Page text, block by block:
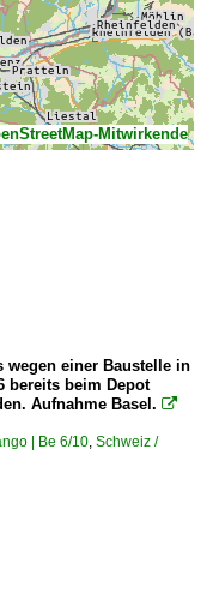
Mitwirkende
wegen einer Baustelle in
bereits beim Depot
Aufnahme Basel. 
| Be 6/10, Schweiz /